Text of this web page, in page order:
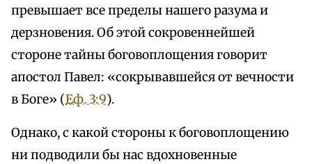
превышает все пределы нашего разума и
дерзновения. Об этой сокровеннейшей
стороне тайны боговоплощения говорит
апостол Павел: «сокрывавшейся от вечности
в Боге» (Еф. 3:9).
Однако, с какой стороны к боговоплощению
ни подводили бы нас вдохновенные